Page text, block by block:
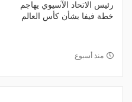
رئيس الاتحاد الآسيوي يهاجم
خطة فيفا بشأن كأس العالم
منذ أسبوع